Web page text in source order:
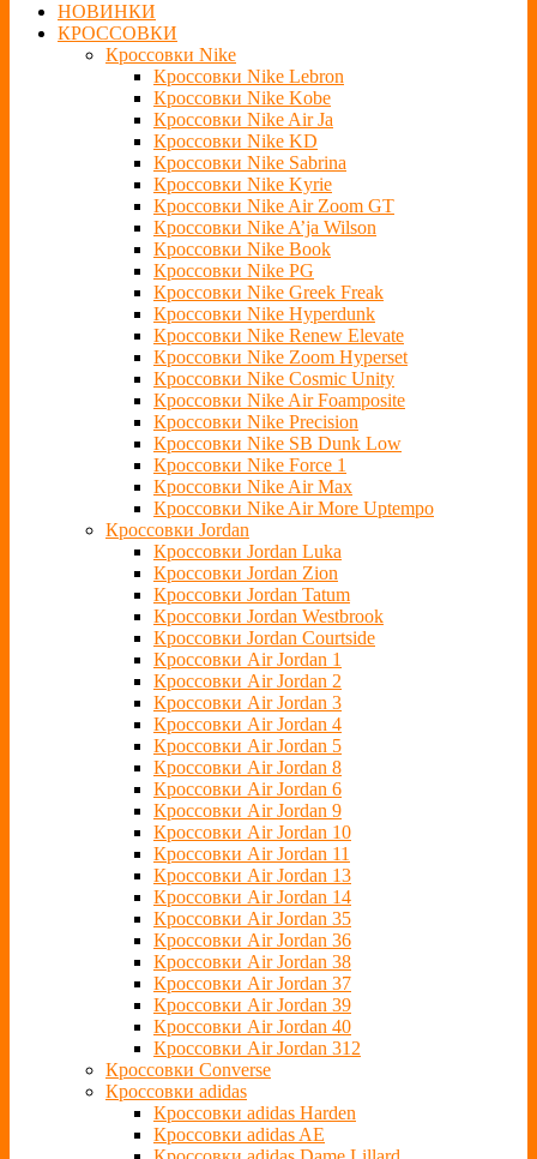
НОВИНКИ
КРОССОВКИ
Кроссовки Nike
Кроссовки Nike Lebron
Кроссовки Nike Kobe
Кроссовки Nike Air Ja
Кроссовки Nike KD
Кроссовки Nike Sabrina
Кроссовки Nike Kyrie
Кроссовки Nike Air Zoom GT
Кроссовки Nike A’ja Wilson
Кроссовки Nike Book
Кроссовки Nike PG
Кроссовки Nike Greek Freak
Кроссовки Nike Hyperdunk
Кроссовки Nike Renew Elevate
Кроссовки Nike Zoom Hyperset
Кроссовки Nike Cosmic Unity
Кроссовки Nike Air Foamposite
Кроссовки Nike Precision
Кроссовки Nike SB Dunk Low
Кроссовки Nike Force 1
Кроссовки Nike Air Max
Кроссовки Nike Air More Uptempo
Кроссовки Jordan
Кроссовки Jordan Luka
Кроссовки Jordan Zion
Кроссовки Jordan Tatum
Кроссовки Jordan Westbrook
Кроссовки Jordan Courtside
Кроссовки Air Jordan 1
Кроссовки Air Jordan 2
Кроссовки Air Jordan 3
Кроссовки Air Jordan 4
Кроссовки Air Jordan 5
Кроссовки Air Jordan 8
Кроссовки Air Jordan 6
Кроссовки Air Jordan 9
Кроссовки Air Jordan 10
Кроссовки Air Jordan 11
Кроссовки Air Jordan 13
Кроссовки Air Jordan 14
Кроссовки Air Jordan 35
Кроссовки Air Jordan 36
Кроссовки Air Jordan 38
Кроссовки Air Jordan 37
Кроссовки Air Jordan 39
Кроссовки Air Jordan 40
Кроссовки Air Jordan 312
Кроссовки Converse
Кроссовки adidas
Кроссовки adidas Harden
Кроссовки adidas AE